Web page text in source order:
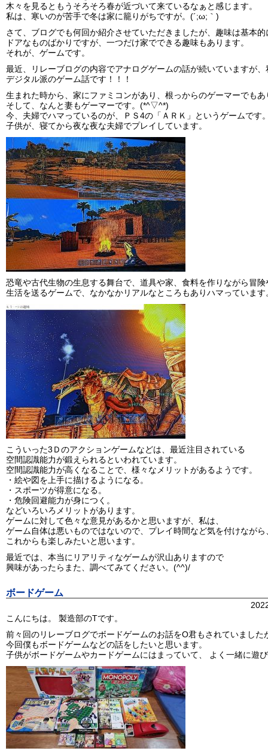
木々を見るともうそろそろ春が近づいて来ているなぁと感じます。
私は、寒いのが苦手で冬は家に籠りがちですが。(´;ω;｀)
さて、ブログでも何回か紹介させていただきましたが、趣味は基本的
ドアなものばかりですが、一つだけ家でできる趣味もあります。
それが、ゲームです。
最近、リレーブログの内容でアナログゲームの話が続いていますが、
デジタル派のゲーム話です！！！
生まれた時から、家にファミコンがあり、根っからのゲーマーでもあ
そして、なんと妻もゲーマーです。(*^▽^*)
今、夫婦でハマっているのが、ＰＳ4の「ＡＲＫ」というゲームです
子供が、寝てから夜な夜な夫婦でプレイしています。
恐竜や古代生物の生息する舞台で、道具や家、食料を作りながら冒険
生活を送るゲームで、なかなかリアルなところもありハマっています
こういった3Ｄのアクションゲームなどは、最近注目されている
空間認識能力が鍛えられるといわれています。
空間認識能力が高くなることで、様々なメリットがあるようです。
・絵や図を上手に描けるようになる。
・スポーツが得意になる。
・危険回避能力が身につく。
などいろいろメリットがあります。
ゲームに対して色々な意見があるかと思いますが、私は、
ゲーム自体は悪いものではないので、プレイ時間など気を付けながら
これからも楽しみたいと思います。
最近では、本当にリアリティなゲームが沢山ありますので
興味があったらまた、調べてみてください。(^^)/
ボードゲーム
こんにちは。 製造部のTです。
前々回のリレーブログでボードゲームのお話をO君もされていました
今回僕もボードゲームなどの話をしたいと思います。
子供がボードゲームやカードゲームにはまっていて、 よく一緒に遊